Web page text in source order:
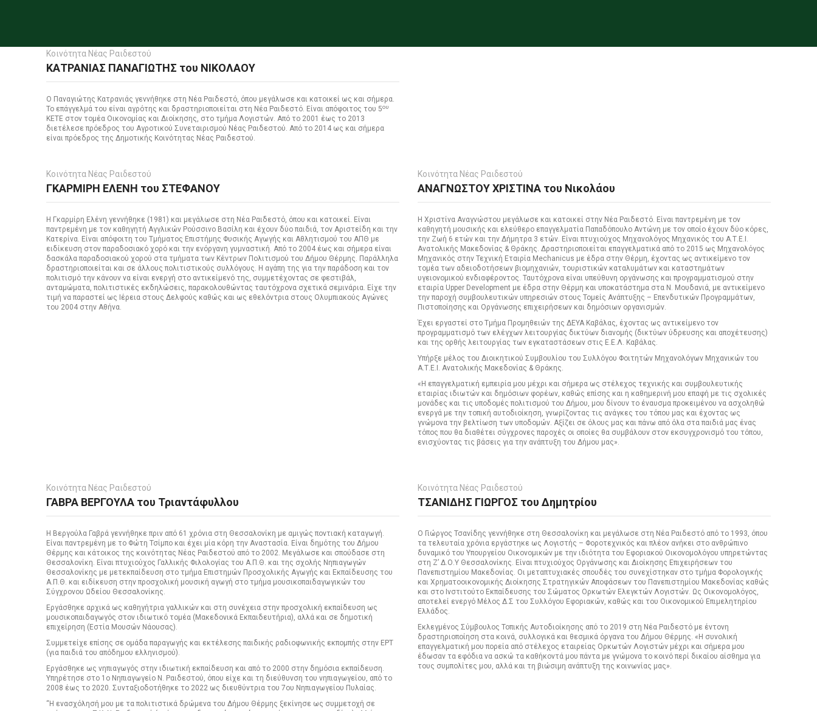
Κοινότητα Νέας Ραιδεστού
ΚΑΤΡΑΝΙΑΣ ΠΑΝΑΓΙΩΤΗΣ του ΝΙΚΟΛΑΟΥ
Ο Παναγιώτης Κατρανιάς γεννήθηκε στη Νέα Ραιδεστό, όπου μεγάλωσε και κατοικεί ως και σήμερα.
Το επάγγελμά του είναι αγρότης και δραστηριοποιείται στη Νέα Ραιδεστό. Είναι απόφοιτος του 5ου
ΚΕΤΕ στον τομέα Οικονομίας και Διοίκησης, στο τμήμα Λογιστών. Από το 2001 έως το 2013
διετέλεσε πρόεδρος του Αγροτικού Συνεταιρισμού Νέας Ραιδεστού. Από το 2014 ως και σήμερα
είναι πρόεδρος της Δημοτικής Κοινότητας Νέας Ραιδεστού.
Κοινότητα Νέας Ραιδεστού
ΓΚΑΡΜΙΡΗ ΕΛΕΝΗ του ΣΤΕΦΑΝΟΥ
Η Γκαρμίρη Ελένη γεννήθηκε (1981) και μεγάλωσε στη Νέα Ραιδεστό, όπου και κατοικεί. Είναι
παντρεμένη με τον καθηγητή Αγγλικών Ρούσσινο Βασίλη και έχουν δύο παιδιά, τον Αριστείδη και την
Κατερίνα. Είναι απόφοιτη του Τμήματος Επιστήμης Φυσικής Αγωγής και Αθλητισμού του ΑΠΘ με
ειδίκευση στον παραδοσιακό χορό και την ενόργανη γυμναστική. Από το 2004 έως και σήμερα είναι
δασκάλα παραδοσιακού χορού στα τμήματα των Κέντρων Πολιτισμού του Δήμου Θέρμης. Παράλληλα
δραστηριοποιείται και σε άλλους πολιτιστικούς συλλόγους. Η αγάπη της για την παράδοση και τον
πολιτισμό την κάνουν να είναι ενεργή στο αντικείμενό της, συμμετέχοντας σε φεστιβάλ,
ανταμώματα, πολιτιστικές εκδηλώσεις, παρακολουθώντας ταυτόχρονα σχετικά σεμινάρια. Είχε την
τιμή να παραστεί ως Ιέρεια στους Δελφούς καθώς και ως εθελόντρια στους Ολυμπιακούς Αγώνες
του 2004 στην Αθήνα.
Κοινότητα Νέας Ραιδεστού
ΑΝΑΓΝΩΣΤΟΥ ΧΡΙΣΤΙΝΑ του Νικολάου
Η Χριστίνα Αναγνώστου μεγάλωσε και κατοικεί στην Νέα Ραιδεστό. Είναι παντρεμένη με τον
καθηγητή μουσικής και ελεύθερο επαγγελματία Παπαδόπουλο Αντώνη με τον οποίο έχουν δύο κόρες,
την Ζωή 6 ετών και την Δήμητρα 3 ετών. Είναι πτυχιούχος Μηχανολόγος Μηχανικός του Α.Τ.Ε.Ι.
Ανατολικής Μακεδονίας & Θράκης. Δραστηριοποιείται επαγγελματικά από το 2015 ως Μηχανολόγος
Μηχανικός στην Τεχνική Εταιρία Mechanicus με έδρα στην Θέρμη, έχοντας ως αντικείμενο τον
τομέα των αδειοδοτήσεων βιομηχανιών, τουριστικών καταλυμάτων και καταστημάτων
υγειονομικού ενδιαφέροντος. Ταυτόχρονα είναι υπεύθυνη οργάνωσης και προγραμματισμού στην
εταιρία Upper Development με έδρα στην Θέρμη και υποκατάστημα στα Ν. Μουδανιά, με αντικείμενο
την παροχή συμβουλευτικών υπηρεσιών στους Τομείς Ανάπτυξης – Επενδυτικών Προγραμμάτων,
Πιστοποίησης και Οργάνωσης επιχειρήσεων και δημόσιων οργανισμών.
Έχει εργαστεί στο Τμήμα Προμηθειών της ΔΕΥΑ Καβάλας, έχοντας ως αντικείμενο τον
προγραμματισμό των ελέγχων λειτουργίας δικτύων διανομής (δικτύων ύδρευσης και αποχέτευσης)
και της ορθής λειτουργίας των εγκαταστάσεων στις Ε.Ε.Λ. Καβάλας.
Υπήρξε μέλος του Διοικητικού Συμβουλίου του Συλλόγου Φοιτητών Μηχανολόγων Μηχανικών του
Α.Τ.Ε.Ι. Ανατολικής Μακεδονίας & Θράκης.
«Η επαγγελματική εμπειρία μου μέχρι και σήμερα ως στέλεχος τεχνικής και συμβουλευτικής
εταιρίας ιδιωτών και δημόσιων φορέων, καθώς επίσης και η καθημερινή μου επαφή με τις σχολικές
μονάδες και τις υποδομές πολιτισμού του Δήμου, μου δίνουν το έναυσμα προκειμένου να ασχοληθώ
ενεργά με την τοπική αυτοδιοίκηση, γνωρίζοντας τις ανάγκες του τόπου μας και έχοντας ως
γνώμονα την βελτίωση των υποδομών. Αξίζει σε όλους μας και πάνω από όλα στα παιδιά μας ένας
τόπος που θα διαθέτει σύγχρονες παροχές οι οποίες θα συμβάλουν στον εκσυγχρονισμό του τόπου,
ενισχύοντας τις βάσεις για την ανάπτυξη του Δήμου μας».
Κοινότητα Νέας Ραιδεστού
ΓΑΒΡΑ ΒΕΡΓΟΥΛΑ του Τριαντάφυλλου
Η Βεργούλα Γαβρά γεννήθηκε πριν από 61 χρόνια στη Θεσσαλονίκη με αμιγώς ποντιακή καταγωγή.
Είναι παντρεμένη με το Φώτη Τσίμπο και έχει μία κόρη την Αναστασία. Είναι δημότης του Δήμου
Θέρμης και κάτοικος της κοινότητας Νέας Ραιδεστού από το 2002. Μεγάλωσε και σπούδασε στη
Θεσσαλονίκη. Είναι πτυχιούχος Γαλλικής Φιλολογίας του Α.Π.Θ. και της σχολής Νηπιαγωγών
Θεσσαλονίκης με μετεκπαίδευση στο τμήμα Επιστημών Προσχολικής Αγωγής και Εκπαίδευσης του
Α.Π.Θ. και ειδίκευση στην προσχολική μουσική αγωγή στο τμήμα μουσικοπαιδαγωγικών του
Σύγχρονου Ωδείου Θεσσαλονίκης.
Εργάσθηκε αρχικά ως καθηγήτρια γαλλικών και στη συνέχεια στην προσχολική εκπαίδευση ως
μουσικοπαιδαγωγός στον ιδιωτικό τομέα (Μακεδονικά Εκπαιδευτήρια), αλλά και σε δημοτική
επιχείρηση (Εστία Μουσών Νάουσας).
Συμμετείχε επίσης σε ομάδα παραγωγής και εκτέλεσης παιδικής ραδιοφωνικής εκπομπής στην ΕΡΤ
(για παιδιά του απόδημου ελληνισμού).
Εργάσθηκε ως νηπιαγωγός στην ιδιωτική εκπαίδευση και από το 2000 στην δημόσια εκπαίδευση.
Υπηρέτησε στο 1ο Νηπιαγωγείο Ν. Ραιδεστού, όπου είχε και τη διεύθυνση του νηπιαγωγείου, από το
2008 έως το 2020. Συνταξιοδοτήθηκε το 2022 ως διευθύντρια του 7ου Νηπιαγωγείου Πυλαίας.
“Η ενασχόλησή μου με τα πολιτιστικά δρώμενα του Δήμου Θέρμης ξεκίνησε ως συμμετοχή σε
Κοινότητα Νέας Ραιδεστού
ΤΣΑΝΙΔΗΣ ΓΙΩΡΓΟΣ του Δημητρίου
Ο Γιώργος Τσανίδης γεννήθηκε στη Θεσσαλονίκη και μεγάλωσε στη Νέα Ραιδεστό από το 1993, όπου
τα τελευταία χρόνια εργάστηκε ως Λογιστής – Φοροτεχνικός και πλέον ανήκει στο ανθρώπινο
δυναμικό του Υπουργείου Οικονομικών με την ιδιότητα του Εφοριακού Οικονομολόγου υπηρετώντας
στη Ζ’ Δ.Ο.Υ Θεσσαλονίκης. Είναι πτυχιούχος Οργάνωσης και Διοίκησης Επιχειρήσεων του
Πανεπιστημίου Μακεδονίας. Οι μεταπτυχιακές σπουδές του συνεχίστηκαν στο τμήμα Φορολογικής
και Χρηματοοικονομικής Διοίκησης Στρατηγικών Αποφάσεων του Πανεπιστημίου Μακεδονίας καθώς
και στο Ινστιτούτο Εκπαίδευσης του Σώματος Ορκωτών Ελεγκτών Λογιστών. Ως Οικονομολόγος,
αποτελεί ενεργό Μέλος Δ.Σ του Συλλόγου Εφοριακών, καθώς και του Οικονομικού Επιμελητηρίου
Ελλάδος.
Εκλεγμένος Σύμβουλος Τοπικής Αυτοδιοίκησης από το 2019 στη Νέα Ραιδεστό με έντονη
δραστηριοποίηση στα κοινά, συλλογικά και θεσμικά όργανα του Δήμου Θέρμης. «Η συνολική
επαγγελματική μου πορεία από στέλεχος εταιρείας Ορκωτών Λογιστών μέχρι και σήμερα μου
έδωσαν τα εφόδια να ασκώ τα καθήκοντά μου πάντα με γνώμονα το κοινό περί δικαίου αίσθημα για
τους συμπολίτες μου, αλλά και τη βιώσιμη ανάπτυξη της κοινωνίας μας».